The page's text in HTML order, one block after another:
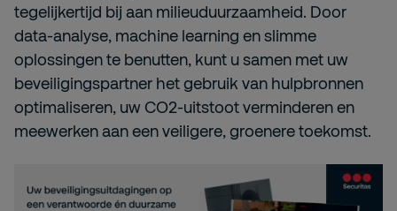
tegelijkertijd bij aan milieuduurzaamheid. Door
data-analyse, machine learning en slimme
oplossingen te benutten, kunt u samen met uw
beveiligingspartner het gebruik van hulpbronnen
optimaliseren, uw CO2-uitstoot verminderen en
meewerken aan een veiligere, groenere toekomst.